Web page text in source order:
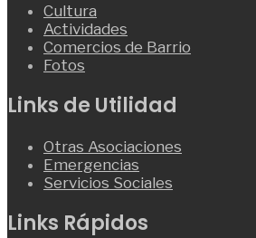
Cultura
Actividades
Comercios de Barrio
Fotos
Links de Utilidad
Otras Asociaciones
Emergencias
Servicios Sociales
Links Rápidos